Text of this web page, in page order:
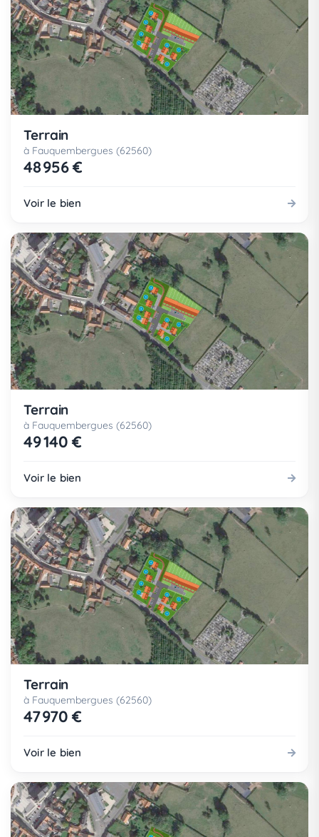
Terrain
à Fauquembergues (62560)
48 956 €
Voir le bien
Terrain
à Fauquembergues (62560)
49 140 €
Voir le bien
Terrain
à Fauquembergues (62560)
47 970 €
Voir le bien